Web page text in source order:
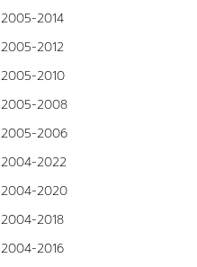
2005-2014
2005-2012
2005-2010
2005-2008
2005-2006
2004-2022
2004-2020
2004-2018
2004-2016